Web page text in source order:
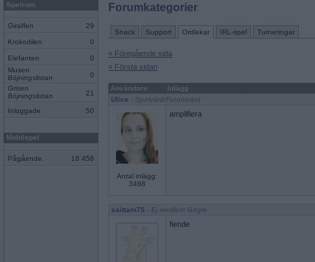
Spelrum
Giraffen 29
Krokodilen 0
Elefanten
0
Musen
Böjningslistan
0
Grisen
Böjningslistan
21
Inloggade 50
Mobilspel
Pågående 18 456
Forumkategorier
Snack Support Ordlekar IRL-spel Turneringar
« Föregående sida
« Första sidan
Användare
Inlägg
Ulice - Spelvärd/Forumvärd
Antal inlägg:
3488
amplifiera
saittam75 - Ej medlem längre
fiende